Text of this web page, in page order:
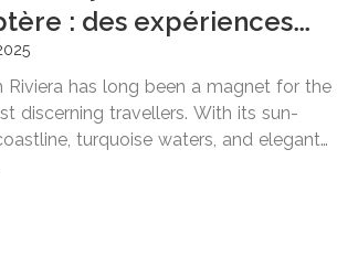
: des expériences
au ONE Hôtel Privé
Riviera has long been a magnet for the
discerning travellers. With its sun-
turquoise waters, and elegant